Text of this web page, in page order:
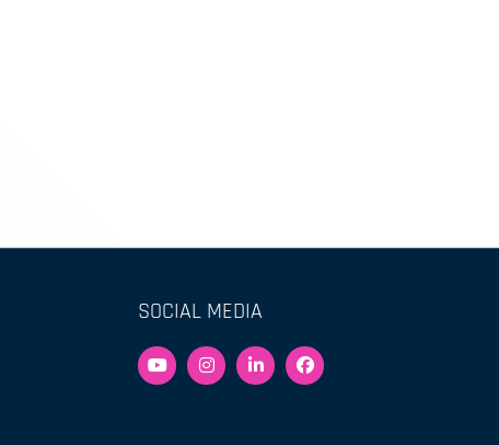
SOCIAL MEDIA